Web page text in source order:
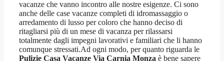
vacanze che vanno incontro alle nostre esigenze. Ci sono
anche delle case vacanze completi di idromassaggio o
arredamento di lusso per coloro che hanno deciso di
ritagliarsi più di un mese di vacanza per rilassarsi
totalmente dagli impegni lavorativi e familiari che li hanno
comunque stressati.Ad ogni modo, per quanto riguarda le
Pulizie Casa Vacanze Via Carnia Monza è bene sapere